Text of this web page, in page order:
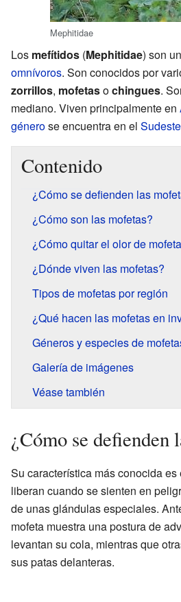
Mephitidae
Los mefítidos (Mephitidae) son
omnívoros. Son conocidos por
zorrillos, mofetasochingues.
mediano. Viven principalmente en
génerose encuentra en el
Contenido
¿Cómo se defienden las
¿Cómo son las mofetas?
¿Cómo quitar el olor de
¿Dónde viven las mofetas?
Tipos de mofetas por región
¿Qué hacen las mofetas en
Géneros y especies de
Galería de imágenes
Véase también
¿Cómo se defienden
Su característica más conocida es
liberan cuando se sienten en
de unas glándulas especiales.
mofeta muestra una postura de
levantan su cola, mientras que
sus patas delanteras.